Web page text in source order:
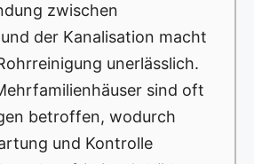
zwischen
der Kanalisation macht
unerlässlich.
sind oft
betroffen, wodurch
und Kontrolle